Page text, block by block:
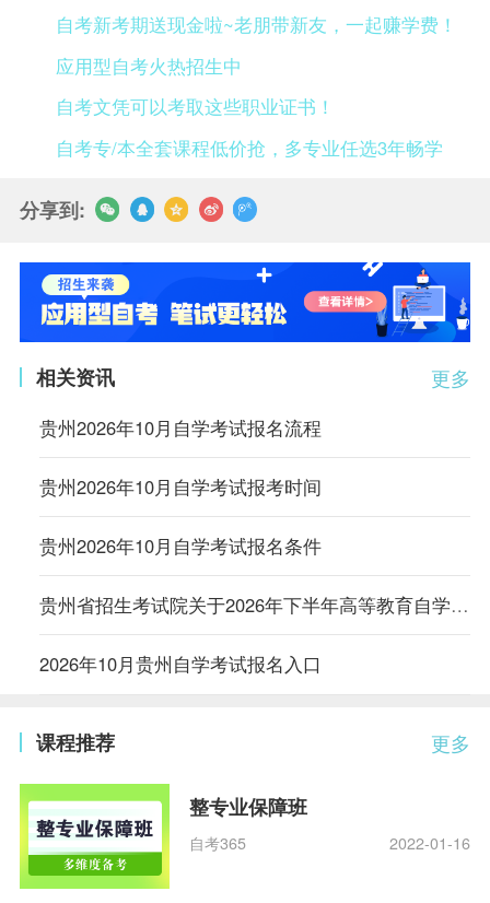
自考新考期送现金啦~老朋带新友，一起赚学费！
应用型自考火热招生中
自考文凭可以考取这些职业证书！
自考专/本全套课程低价抢，多专业任选3年畅学
分享到:
更多
相关资讯
贵州2026年10月自学考试报名流程
贵州2026年10月自学考试报考时间
贵州2026年10月自学考试报名条件
贵州省招生考试院关于2026年下半年高等教育自学考试报名的通告
2026年10月贵州自学考试报名入口
更多
课程推荐
整专业保障班
自考365 2022-01-16